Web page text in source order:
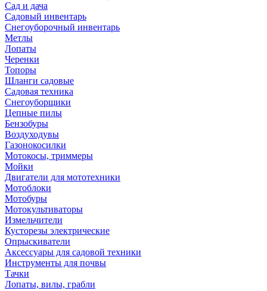
Сад и дача
Садовый инвентарь
Снегоуборочный инвентарь
Метлы
Лопаты
Черенки
Топоры
Шланги садовые
Садовая техника
Снегоуборщики
Цепные пилы
Бензобуры
Воздуходувы
Газонокосилки
Мотокосы, триммеры
Мойки
Двигатели для мототехники
Мотоблоки
Мотобуры
Мотокультиваторы
Измельчители
Кусторезы электрические
Опрыскиватели
Аксессуары для садовой техники
Инструменты для почвы
Тачки
Лопаты, вилы, грабли